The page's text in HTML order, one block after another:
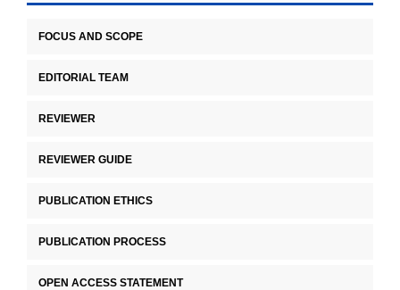
FOCUS AND SCOPE
EDITORIAL TEAM
REVIEWER
REVIEWER GUIDE
PUBLICATION ETHICS
PUBLICATION PROCESS
OPEN ACCESS STATEMENT